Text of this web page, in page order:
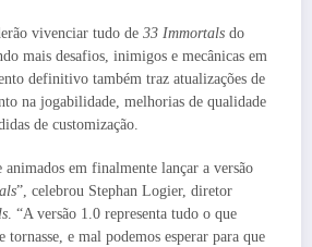
vivenciar tudo de 33 Immortals do
mais desafios, inimigos e mecânicas em
definitivo também traz atualizações de
na jogabilidade, melhorias de qualidade
de customização.
em finalmente lançar a versão
”, celebrou Stephan Logier, diretor
. “A versão 1.0 representa tudo o que
tornasse, e mal podemos esperar para que